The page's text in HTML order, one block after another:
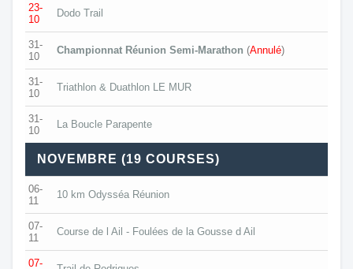
23-
10
Dodo Trail
31-
10
Championnat Réunion Semi-Marathon (Annulé)
31-
10
Triathlon & Duathlon LE MUR
31-
10
La Boucle Parapente
NOVEMBRE (19 COURSES)
06-
11
10 km Odysséa Réunion
07-
11
Course de l Ail - Foulées de la Gousse d Ail
07-